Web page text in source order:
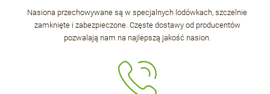
Nasiona przechowywane są w specjalnych lodówkach, szczelnie
zamknięte i zabezpieczone. Częste dostawy od producentów
pozwalają nam na najlepszą jakość nasion.